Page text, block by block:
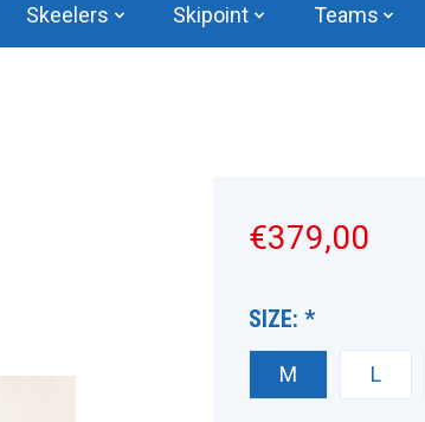
Skeelers Skipoint Teams
€379,00
SIZE: *
M L